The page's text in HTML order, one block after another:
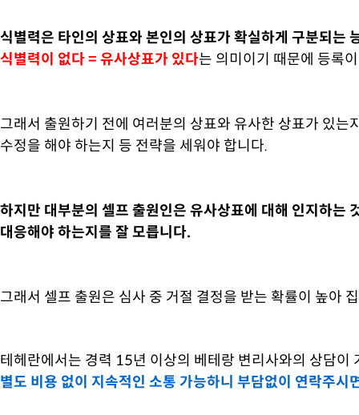
식별력은 타인의 상표와 본인의 상표가 확실하게 구분되는
식별력이 없다 = 유사상표가 있다는 의미이기 때문에 등록
그래서 출원하기 전에 여러분의 상표와 유사한 상표가 있
수정을 해야 하는지 등 전략을 세워야 합니다.
하지만 대부분의 셀프 출원인은 유사상표에 대해 인지하는
대응해야 하는지를 잘 모릅니다.
그래서 셀프 출원은 심사 중 거절 결정을 받는 확률이 높아
테헤란에서는 경력 15년 이상의 베테랑 변리사와의 상담이
별도 비용 없이 지속적인 소통 가능하니 부담없이 연락주시